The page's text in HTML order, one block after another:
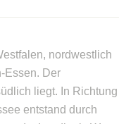
nordwestlich
Essen. Der
liegt. In Richtung
entstand durch